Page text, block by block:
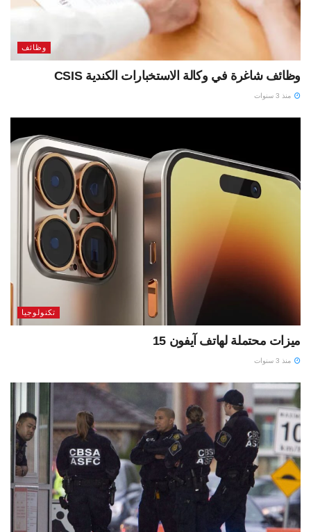
وظائف
وظائف شاغرة في وكالة الاستخبارات الكندية CSIS
منذ 3 سنوات
تكنولوجيا
ميزات محتملة لهاتف آيفون 15
منذ 3 سنوات